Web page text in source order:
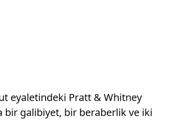
eyaletindeki Pratt & Whitney
bir galibiyet, bir beraberlik ve iki